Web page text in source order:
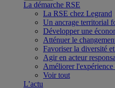
La démarche RSE
La RSE chez Legrand
Un ancrage territorial
Développer une
Atténuer le
Favoriser la diversité
Agir en acteur
Améliorer l'expérience
Voir tout
L’actu